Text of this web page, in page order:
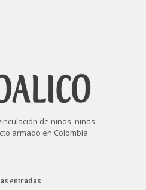
de niños, niñas
armado en Colombia.
entradas